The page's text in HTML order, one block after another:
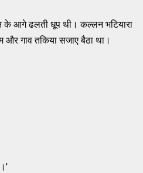
आगे ढलती धूप थी। कल्लन भटियारा
और गाव तकिया सजाए बैठा था।